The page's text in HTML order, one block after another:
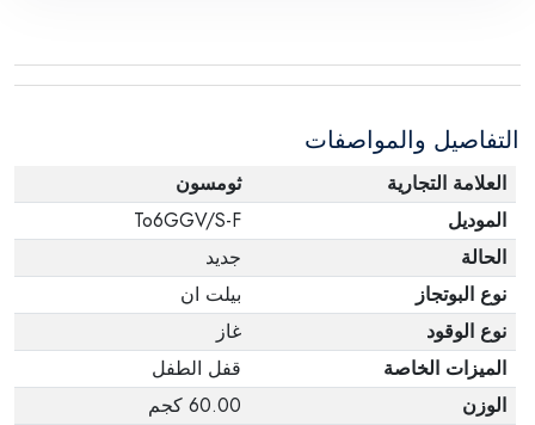
التفاصيل والمواصفات
العلامة التجارية
ثومسون
الموديل
To6GGV/S-F
الحالة
جديد
نوع البوتجاز
بيلت ان
نوع الوقود
غاز
الميزات الخاصة
قفل الطفل
الوزن
60.00 كجم